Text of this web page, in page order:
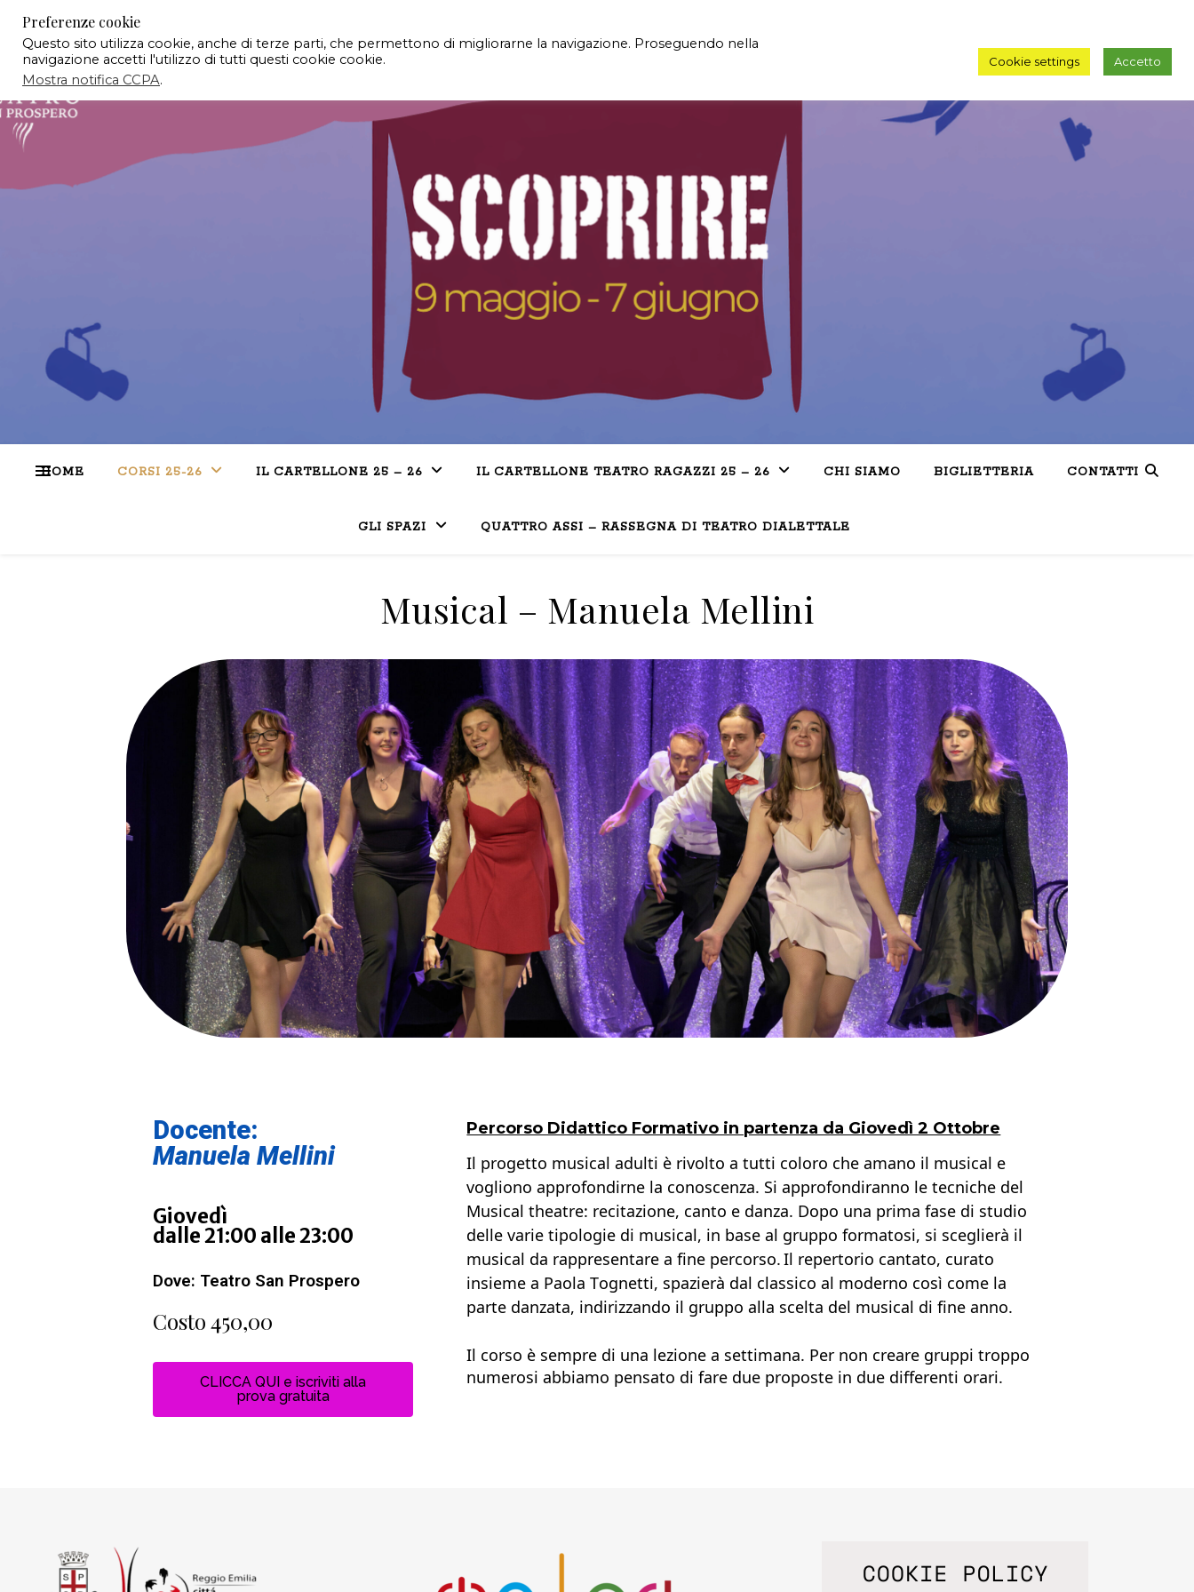
HOME CORSI 25-26 IL CARTELLONE 25 – 26 IL CARTELLONE TEATRO RAGAZZI 25 – 26 CHI SIAMO BIGLIETTERIA CONTATTI
GLI SPAZI QUATTRO ASSI – RASSEGNA DI TEATRO DIALETTALE
Musical – Manuela Mellini
Docente:
Manuela Mellini
Giovedì
dalle 21:00 alle 23:00
Dove: Teatro San Prospero
Costo 450,00
CLICCA QUI e iscriviti alla
prova gratuita
Percorso Didattico Formativo in partenza da Giovedì 2 Ottobre
Il progetto musical adulti è rivolto a tutti coloro che amano il musical e
vogliono approfondirne la conoscenza. Si approfondiranno le tecniche del
Musicaltheatre: recitazione, canto e danza. Dopo una prima fase di studio
delle varie tipologie di musical, in base al gruppo formatosi, si sceglierà il
musical da rappresentare a fine percorso. Il repertorio cantato, curato
insieme a Paola Tognetti, spazierà dal classico al moderno così come la
parte danzata, indirizzando il gruppo alla scelta del musical di fine anno.
Il corso è sempre di una lezione a settimana. Per non creare gruppi troppo
numerosi abbiamo pensato di fare due proposte in due differenti orari.
Preferenze cookie
Questo sito utilizza cookie, anche di terze parti, che permettono di migliorarne la navigazione. Proseguendo nella
navigazione accetti l'utilizzo di tutti questi cookie cookie.
Mostra notifica CCPA.
Cookie settings Accetto